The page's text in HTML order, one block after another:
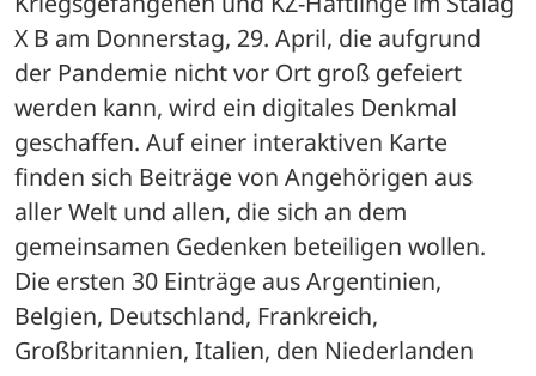
X B am Donnerstag, 29. April, die aufgrund
der Pandemie nicht vor Ort groß gefeiert
werden kann, wird ein digitales Denkmal
geschaffen. Auf einer interaktiven Karte
finden sich Beiträge von Angehörigen aus
aller Welt und allen, die sich an dem
gemeinsamen Gedenken beteiligen wollen.
Die ersten 30 Einträge aus Argentinien,
Belgien, Deutschland, Frankreich,
Großbritannien, Italien, den Niederlanden